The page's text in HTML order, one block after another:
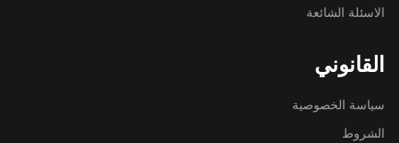
الاسئلة الشائعة
القانوني
سياسة الخصوصية
الشروط